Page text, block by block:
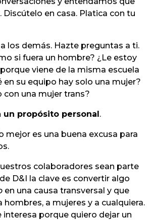
Discútelo en casa. Platica con tu
los demás. Hazte preguntas a ti.
si fuera un hombre? ¿Le estoy
viene de la misma escuela
en su equipo hay solo una mujer?
con una mujer trans?
un propósito personal.
mejor es una buena excusa para
colaboradores sean parte
D&I la clave es convertir algo
en una causa transversal y que
hombres, a mujeres y a cualquiera.
interesa porque quiero dejar un